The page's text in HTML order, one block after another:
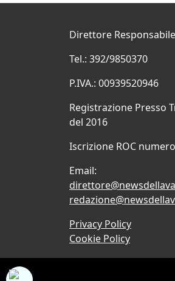
Direttore
Tel.: 392/9850370
P.IVA.: 00939520946
Registrazione Presso
del 2016
Iscrizione ROC
Email:
Privacy Policy
Cookie Policy